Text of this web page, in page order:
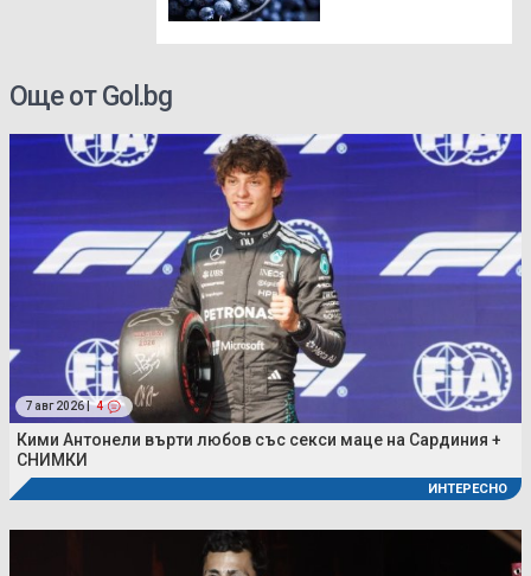
Още от Gol.bg
7 авг 2026 | 4
Кими Антонели върти любов със секси маце на Сардиния +
СНИМКИ
ИНТЕРЕСНО